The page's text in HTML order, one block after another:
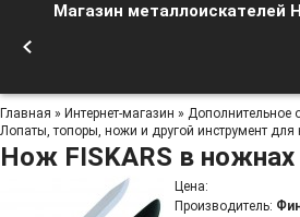
Главная » Интернет-магазин » Дополнительное
Лопаты, топоры, ножи и другой инструмент для
Нож FISKARS в ножнах
Цена:
Производитель: